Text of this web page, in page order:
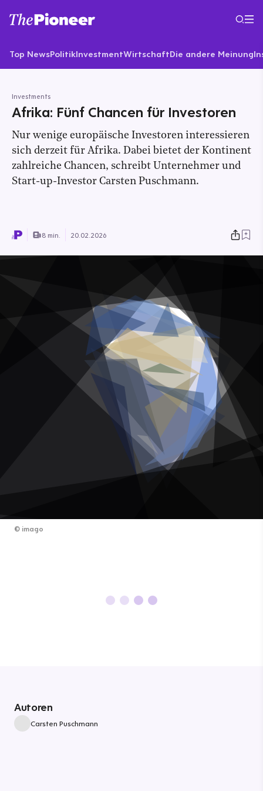
Top NewsPolitikInvestmentWirtschaftDie andere Meinung
Investments
Afrika: Fünf Chancen für Investoren
Nur wenige europäische Investoren interessieren
sich derzeit für Afrika. Dabei bietet der Kontinent
zahlreiche Chancen, schreibt Unternehmer und
Start-up-Investor Carsten Puschmann.
8 min. 20.02.2026
© imago
Autoren
Carsten Puschmann